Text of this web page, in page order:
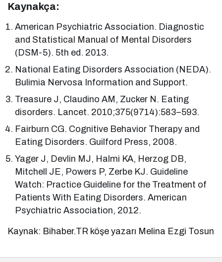
Kaynakça:
American Psychiatric Association. Diagnostic
and Statistical Manual of Mental Disorders
(DSM-5). 5th ed. 2013.
National Eating Disorders Association (NEDA).
Bulimia Nervosa Information and Support.
Treasure J, Claudino AM, Zucker N. Eating
disorders. Lancet. 2010;375(9714):583–593.
Fairburn CG. Cognitive Behavior Therapy and
Eating Disorders. Guilford Press, 2008.
Yager J, Devlin MJ, Halmi KA, Herzog DB,
Mitchell JE, Powers P, Zerbe KJ. Guideline
Watch: Practice Guideline for the Treatment of
Patients With Eating Disorders. American
Psychiatric Association, 2012.
Kaynak: Bihaber.TR köşe yazarı Melina Ezgi Tosun